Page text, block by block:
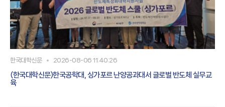
한국대학신문 2026-08-06 11:40:26
(한국대학신문)한국공학대, 싱가포르 난양공과대서 글로벌 반도체 실무교
육